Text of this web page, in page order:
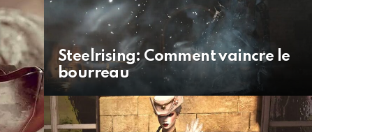
Steelrising: Comment vaincre le
bourreau